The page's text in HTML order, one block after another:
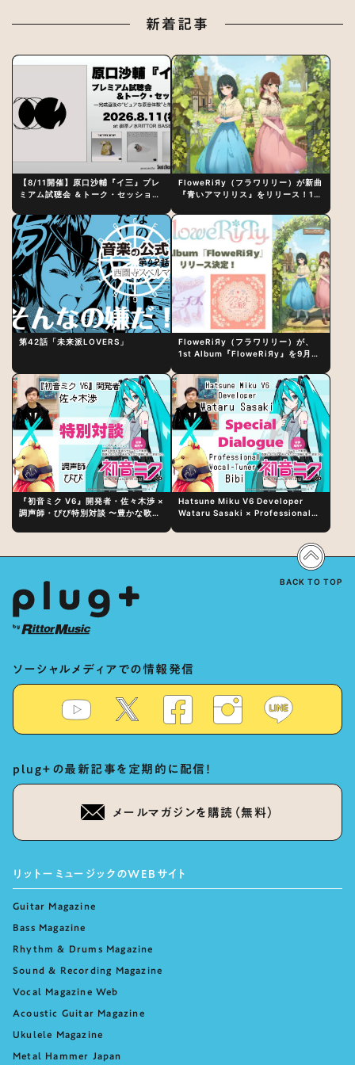
新着記事
【8/11開催】原口沙輔『イ三』プレ
ミアム試聴会 ＆トーク・セッション
制作秘話
FloweRiЯy（フラワリリー）が新曲
『青いアマリリス』をリリース！1st
第42話「未来派LOVERS」
FloweRiЯy（フラワリリー）が、
1st Album『FloweRiЯy』を9月23
『初音ミク V6』開発者・佐々木渉 ×
調声師・びび特別対談 〜豊かな歌声
Hatsune Miku V6 Developer
Wataru Sasaki × Professional
Vocal Expression Lies in “Love
for the singing characters” and
ソーシャルメディアでの情報発信
plug+の最新記事を定期的に配信！
メールマガジンを購読（無料）
リットーミュージックのWEBサイト
Guitar Magazine
Bass Magazine
Rhythm & Drums Magazine
Sound & Recording Magazine
Vocal Magazine Web
Acoustic Guitar Magazine
Ukulele Magazine
Metal Hammer Japan
BACK TO TOP